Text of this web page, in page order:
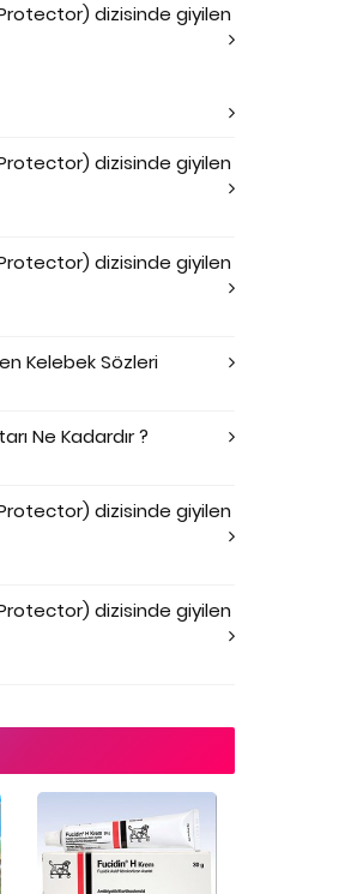
dizisinde giyilen
dizisinde giyilen
dizisinde giyilen
Kelebek Sözleri
Ne Kadardır ?
dizisinde giyilen
dizisinde giyilen